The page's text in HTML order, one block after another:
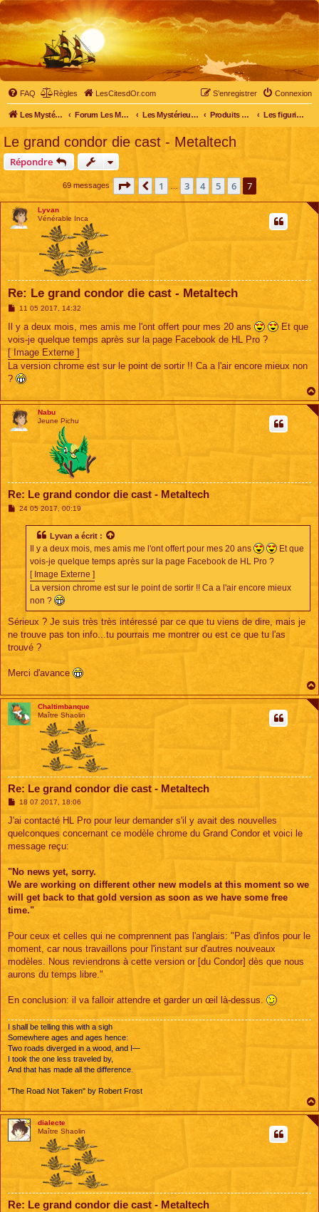
FAQ Règles LesCitesdOr.com Connexion
S’enregistrer
Les Mystérieuses Cités d'Or - LesCitesdOr.com Forum Les Mystérieuses Cités d'Or Les Mystérieuses Cités d'Or Produits dérivés Les figurines, médaillons et autres objets
Le grand condor die cast - Metaltech
Répondre
69 messages Page sur
Précédente
1 3 4 5 6 7
Lyvan
Vénérable Inca
Re: Le grand condor die cast - Metaltech
M
s
s
a
g
e
11 05 2017, 14:32
Il y a deux mois, mes amis me l'ont offert pour mes 20 ans
Et que
vois-je quelque temps après sur la page Facebook de HL Pro ?
[ Image Externe ]
La version chrome est sur le point de sortir !! Ca a l'air encore mieux non
?
Nabu
Jeune Pichu
Re: Le grand condor die cast - Metaltech
M24 05 2017, 00:19
Lyvan a écrit :
Il y a deux mois, mes amis me l'ont offert pour mes 20 ans
Et que
vois-je quelque temps après sur la page Facebook de HL Pro ?
[ Image Externe ]
La version chrome est sur le point de sortir !! Ca a l'air encore mieux
non ?
Sérieux ? Je suis très très intéressé par ce que tu viens de dire, mais je
ne trouve pas ton info...tu pourrais me montrer ou est ce que tu l'as
trouvé ?
Merci d'avance
Chaltimbanque
Maître Shaolin
Re: Le grand condor die cast - Metaltech
M
s
a
g
18 07 2017, 18:06
J'ai contacté HL Pro pour leur demander s'il y avait des nouvelles
quelconques concernant ce modèle chrome du Grand Condor et voici le
message reçu:
"No news yet, sorry.
We are working on different other new models at this moment so we
will get back to that gold version as soon as we have some free
time."
Pour ceux et celles qui ne comprennent pas l'anglais: "Pas d'infos pour le
moment, car nous travaillons pour l'instant sur d'autres nouveaux
modèles. Nous reviendrons à cette version or [du Condor] dès que nous
aurons du temps libre."
En conclusion: il va falloir attendre et garder un œil là-dessus.
I shall be telling this with a sigh
Somewhere ages and ages hence:
Two roads diverged in a wood, and I—
I took the one less traveled by,
And that has made all the difference.
"The Road Not Taken" by Robert Frost
dialecte
Maître Shaolin
Re: Le grand condor die cast - Metaltech